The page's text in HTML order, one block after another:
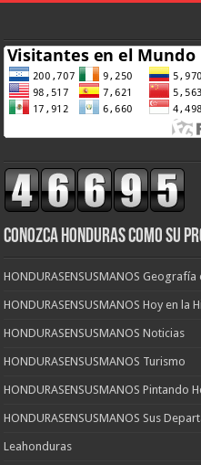
CONOZCA HONDURAS COMO SU
HONDURASENSUSMANOS Geografía
HONDURASENSUSMANOS Hoy en la
HONDURASENSUSMANOS Noticias
HONDURASENSUSMANOS Turismo
HONDURASENSUSMANOS Pintando
HONDURASENSUSMANOS Sus
Leahonduras